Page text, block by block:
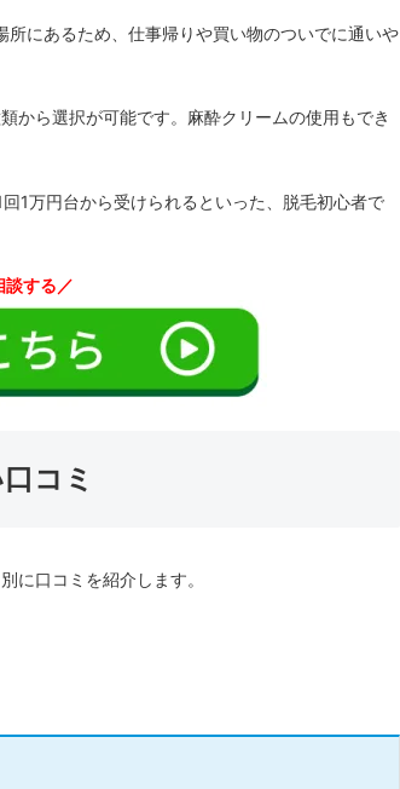
にあるため、仕事帰りや買い物のついでに通いや
から選択が可能です。麻酔クリームの使用もでき
1万円台から受けられるといった、脱毛初心者で
談する／
コミ
に口コミを紹介します。